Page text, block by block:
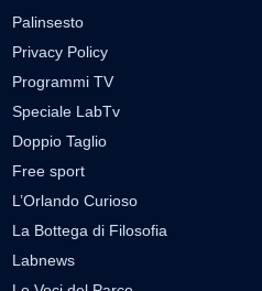
Palinsesto
Privacy Policy
Programmi TV
Speciale LabTv
Doppio Taglio
Free sport
L’Orlando Curioso
La Bottega di Filosofia
Labnews